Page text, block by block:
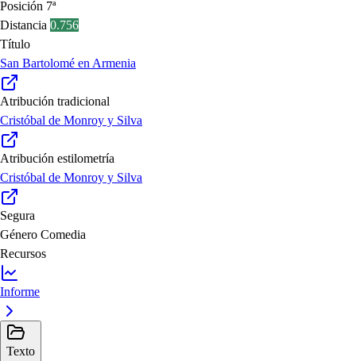
Posición 7ª
Distancia 0.756
Título
San Bartolomé en Armenia
Atribución tradicional
Cristóbal de Monroy y Silva
Atribución estilometría
Cristóbal de Monroy y Silva
Segura
Género Comedia
Recursos
Informe
Texto